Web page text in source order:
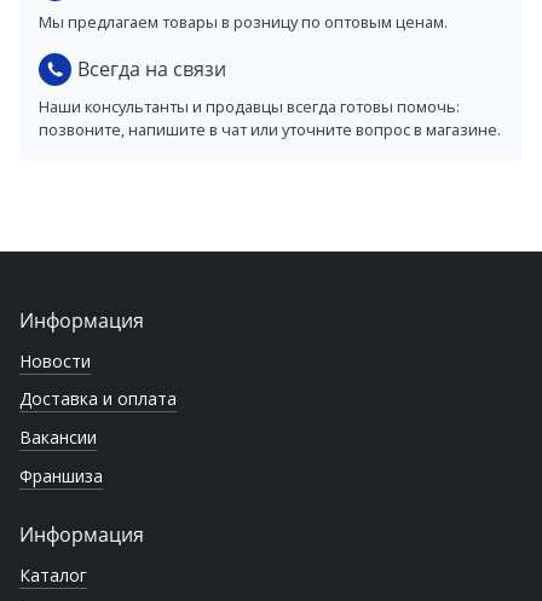
Мы предлагаем товары в розницу по оптовым ценам.
Всегда на связи
Наши консультанты и продавцы всегда готовы помочь:
позвоните, напишите в чат или уточните вопрос в магазине.
Информация
Новости
Доставка и оплата
Вакансии
Франшиза
Информация
Каталог